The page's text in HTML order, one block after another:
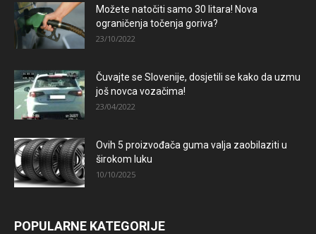
Možete natočiti samo 30 litara! Nova
ograničenja točenja goriva?
23/10/2022
Čuvajte se Slovenije, dosjetili se kako da uzmu
još novca vozačima!
23/04/2022
Ovih 5 proizvođača guma valja zaobilaziti u
širokom luku
10/10/2025
POPULARNE KATEGORIJE